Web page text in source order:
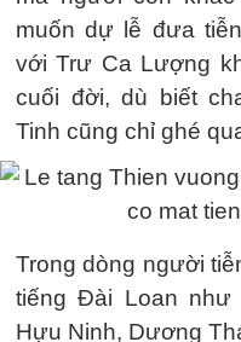
muốn dự lễ đưa
với Trư Ca Lượng
cuối đời, dù biết
Tinh cũng chỉ ghé
Trong dòng người
tiếng Đài Loan như
Hựu Ninh, Dương